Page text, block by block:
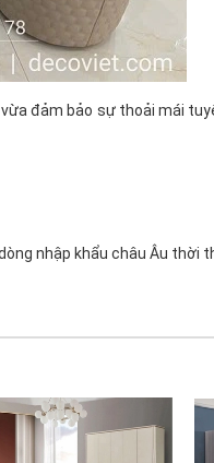
đảm bảo sự thoải mái
nhập khẩu châu Âu thời